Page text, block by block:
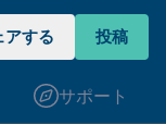
アする 投稿
サポート